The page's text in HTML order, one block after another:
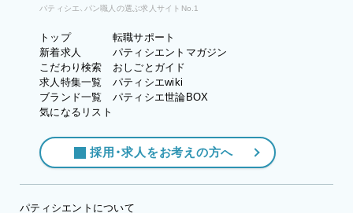
パティシエ、パン職人の選ぶ求人サイトNo.1
トップ
新着求人
こだわり検索
求人特集一覧
ブランド一覧
気になるリスト
転職サポート
パティシエントマガジン
おしごとガイド
パティシエwiki
パティシエ世論BOX
採用・求人をお考えの方へ
パティシエントについて